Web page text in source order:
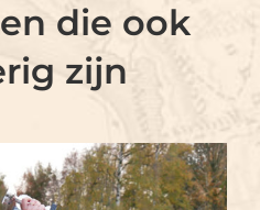
die ook
zijn